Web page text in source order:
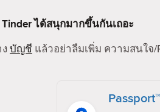
ได้สนุกมากขึ้นกันเถอะ
บัญชี แล้วอย่าลืมเพิ่ม ความสนใจ